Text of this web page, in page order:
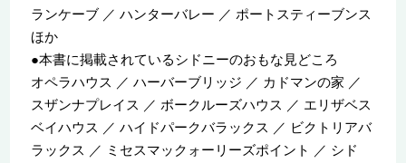
ランケーブ ／ ハンターバレー ／ ポートスティーブンス
ほか
●本書に掲載されているシドニーのおもな見どころ
オペラハウス ／ ハーバーブリッジ ／ カドマンの家 ／
スザンナプレイス ／ ボークルーズハウス ／ エリザベス
ベイハウス ／ ハイドパークバラックス ／ ビクトリアバ
ラックス ／ ミセスマックォーリーズポイント ／ シド